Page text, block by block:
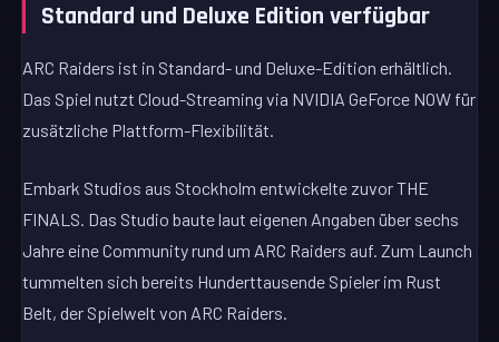
Standard und Deluxe Edition verfügbar
ARC Raiders ist in Standard- und Deluxe-Edition erhältlich.
Das Spiel nutzt Cloud-Streaming via NVIDIA GeForce NOW für
zusätzliche Plattform-Flexibilität.
Embark Studios aus Stockholm entwickelte zuvor THE
FINALS. Das Studio baute laut eigenen Angaben über sechs
Jahre eine Community rund um ARC Raiders auf. Zum Launch
tummelten sich bereits Hunderttausende Spieler im Rust
Belt, der Spielwelt von ARC Raiders.